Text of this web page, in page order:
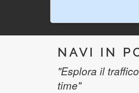
NAVI IN
"Esplora il
time"